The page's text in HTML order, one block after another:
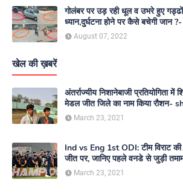
गोलंबर पर उड़ रही धूल व उभरे हुए
ध्यान,दुर्घटना होने पर कैसे बचेगी जान
August 07, 2022
खेल की ख़बरें
अंतर्राज्यीय निशानेबाजी प्रतियोगिता में
मेडल जीत जिले का नाम किया
March 23, 2021
Ind vs Eng 1st ODI: टीम विराट
जीत पर, जानिए पहले वनडे से जुड़ी
March 23, 2021